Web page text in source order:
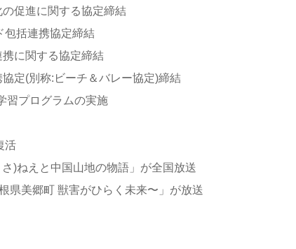
促進に関する協定締結
包括連携協定締結
に関する協定締結
定(別称:ビーチ＆バレー協定)締結
習プログラムの実施
活
)ねえと中国山地の物語」が全国放送
県美郷町 獣害がひらく未来〜」が放送